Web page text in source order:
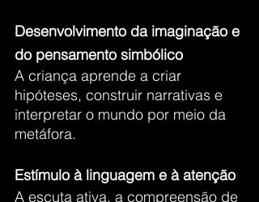
Desenvolvimento da imaginação e
do pensamento simbólico
A criança aprende a criar
hipóteses, construir narrativas e
interpretar o mundo por meio da
metáfora.
Estímulo à linguagem e à atenção
A escuta ativa, a compreensão de